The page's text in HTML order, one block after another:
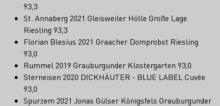
93,3
St. Annaberg 2021 Gleisweiler Hölle Große Lage
Riesling 93,3
Florian Blesius 2021 Graacher Domprobst Riesling
93,0
Rummel 2019 Grauburgunder Klostergarten 93,0
Sterneisen 2020 DICKHÄUTER - BLUE LABEL Cuvée
93,0
Spurzem 2021 Jonas Gülser Königsfels Grauburgunder